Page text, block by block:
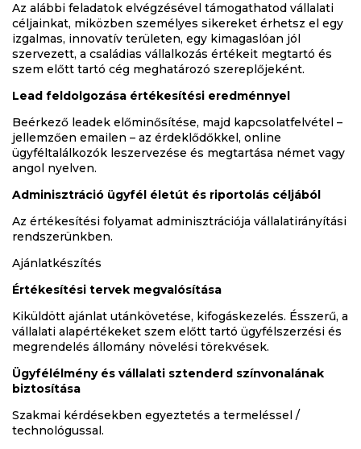
Az alábbi feladatok elvégzésével támogathatod vállalati
céljainkat, miközben személyes sikereket érhetsz el egy
izgalmas, innovatív területen, egy kimagaslóan jól
szervezett, a családias vállalkozás értékeit megtartó és
szem előtt tartó cég meghatározó szereplőjeként.
Lead feldolgozása értékesítési eredménnyel
Beérkező leadek előminősítése, majd kapcsolatfelvétel –
jellemzően emailen – az érdeklődőkkel, online
ügyféltalálkozók leszervezése és megtartása német vagy
angol nyelven.
Adminisztráció ügyfél életút és riportolás céljából
Az értékesítési folyamat adminisztrációja vállalatirányítási
rendszerünkben.
Ajánlatkészítés
Értékesítési tervek megvalósítása
Kiküldött ajánlat utánkövetése, kifogáskezelés. Ésszerű, a
vállalati alapértékeket szem előtt tartó ügyfélszerzési és
megrendelés állomány növelési törekvések.
Ügyfélélmény és vállalati sztenderd színvonalának
biztosítása
Szakmai kérdésekben egyeztetés a termeléssel /
technológussal.